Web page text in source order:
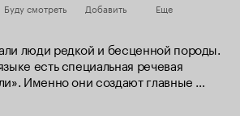
Буду смотреть Добавить Еще
люди редкой и бесценной породы.
есть специальная речевая
Именно они создают главные
на планете. Каждый день они